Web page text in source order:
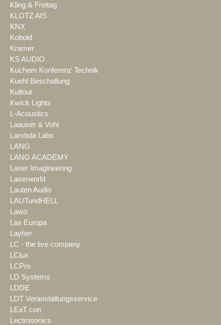
Kling & Freitag
KLOTZ AIS
KNX
Kobold
Kramer
KS AUDIO
Kuchem Konferenz Technik
Kuehl Beschallung
Kultour
Kwick Lights
L-Acoustics
Laauser & Vohl
Lambda Labs
LANG
LANG ACADEMY
Laser Imagineering
Laserworld
Lauten Audio
LAUTundHELL
Lawo
Lax Europa
Layher
LC - the live company
LClux
LCPro
LD Systems
LDDE
LDT Veranstaltungsservice
LEaT con
Lectrosonics